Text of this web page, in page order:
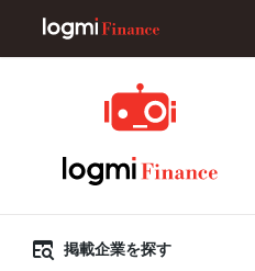
掲載企業を探す